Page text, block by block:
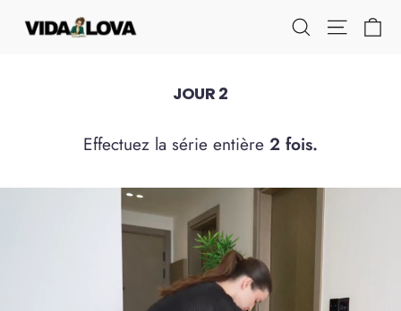
Rechercher
JOUR 2
Effectuez la série entière 2 fois.